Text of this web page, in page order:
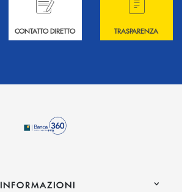
CONTATTO DIRETTO TRASPARENZA
INFORMAZIONI